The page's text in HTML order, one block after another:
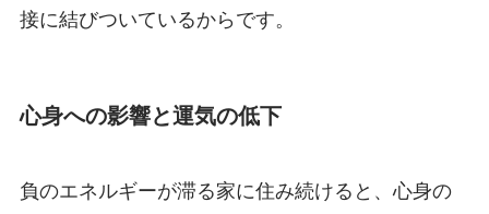
接に結びついているからです。
心身への影響と運気の低下
負のエネルギーが滞る家に住み続けると、心身の